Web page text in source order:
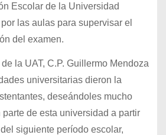
Escolar de la Universidad
las aulas para supervisar el
del examen.
la UAT, C.P. Guillermo Mendoza
universitarias dieron la
deseándoles mucho
de esta universidad a partir
siguiente período escolar,